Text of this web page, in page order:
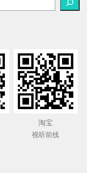
淘宝
视听前线